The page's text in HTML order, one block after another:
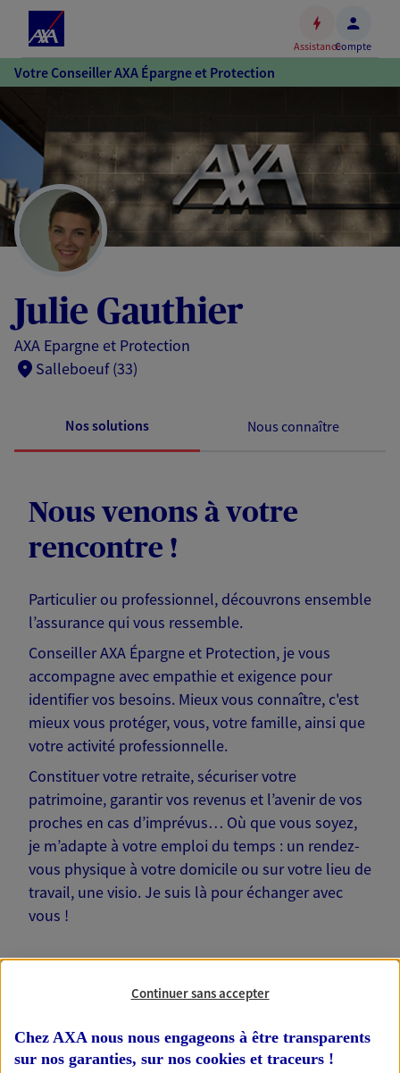
Accéder
au
Accéder
au
pied
de
page
AssistanceCompte
Votre Conseiller AXA Épargne et Protection
Julie Gauthier
AXA Epargne et Protection
Salleboeuf (33)
Nos solutions Nous connaître
Nous venons à votre
rencontre !
Particulier ou professionnel, découvrons ensemble
l’assurance qui vous ressemble.
Conseiller AXA Épargne et Protection, je vous
accompagne avec empathie et exigence pour
identifier vos besoins. Mieux vous connaître, c'est
mieux vous protéger, vous, votre famille, ainsi que
votre activité professionnelle.
Constituer votre retraite, sécuriser votre
patrimoine, garantir vos revenus et l’avenir de vos
proches en cas d’imprévus… Où que vous soyez,
je m’adapte à votre emploi du temps : un rendez-
vous physique à votre domicile ou sur votre lieu de
travail, une visio. Je suis là pour échanger avec
vous !
Nos offres phares
Continuer sans accepter
Chez AXA nous nous engageons à être transparents
sur nos garanties, sur nos cookies et traceurs !